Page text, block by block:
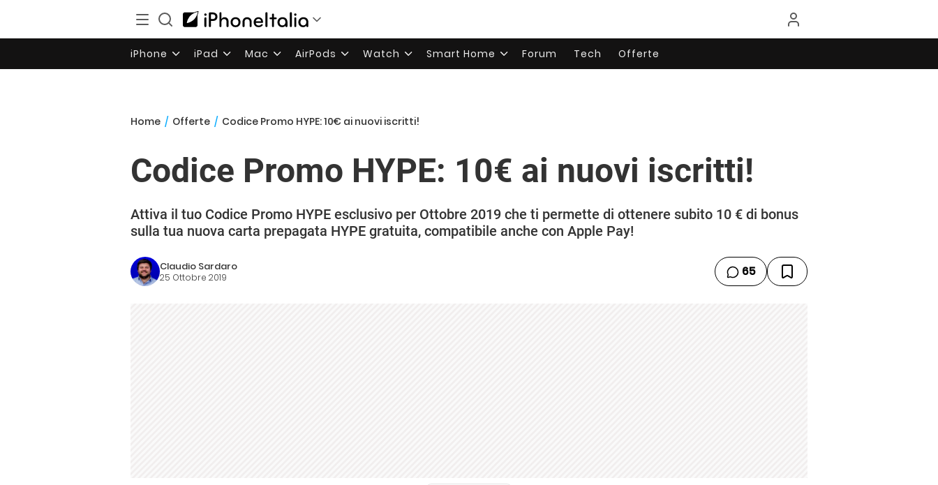
iPhone iPad Mac AirPods Watch Smart Home Forum Tech Offerte
Home / Offerte / Codice Promo HYPE: 10€ ai nuovi iscritti!
Codice Promo HYPE: 10€ ai nuovi iscritti!
Attiva il tuo Codice Promo HYPE esclusivo per Ottobre 2019 che ti permette di ottenere subito 10 € di bonus
sulla tua nuova carta prepagata HYPE gratuita, compatibile anche con Apple Pay!
Claudio Sardaro
25 Ottobre 2019 65